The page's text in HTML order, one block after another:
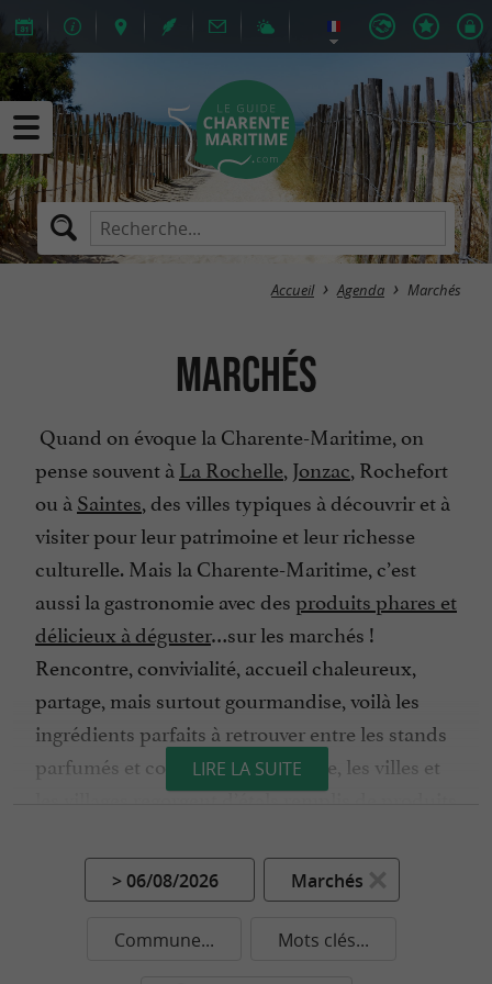
Accueil Agenda Marchés
Marchés
Quand on évoque la Charente-Maritime, on
pense souvent à La Rochelle, Jonzac, Rochefort
ou à Saintes, des villes typiques à découvrir et à
visiter pour leur patrimoine et leur richesse
culturelle. Mais la Charente-Maritime, c’est
aussi la gastronomie avec desproduits phares et
délicieux à déguster…sur les marchés !
Rencontre, convivialité, accueil chaleureux,
partage, mais surtout gourmandise, voilà les
ingrédients parfaits à retrouver entre les stands
parfumés et colorés. Toute l’année, les villes et
les villages regorgent d’étals remplis de produits
aime cuisiner, et se régaler.
En Charente-Maritime, difficile de ne pas
s’attabler devant un copieux plateau de fruits
LIRE LA SUITE
> 06/08/2026 Marchés
Commune... Mots clés...